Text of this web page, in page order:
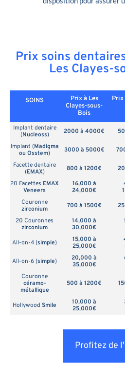
Prix soins
Les Clayes-
SOINS
Prix à Les
Clayes-sous-
Bois
Prix
Implant dentaire
(Nucleoss) 2000 à 4000€
Implant (Madigma
ou Osstem) 3000 à 5000€
Facette dentaire
(EMAX) 800 à 1200€
20 Facettes EMAX
Veneers
16,000 à
24,000€
Couronne
zirconium
700 à 1500€
20 Couronnes
zirconium
14,000 à
30,000€
All-on-4 (simple)
15,000 à
25,000€
All-on-6 (simple)
20,000 à
35,000€
Couronne
céramo-
métallique
500 à 1200€
Hollywood Smile
10,000 à
25,000€
Profitez de